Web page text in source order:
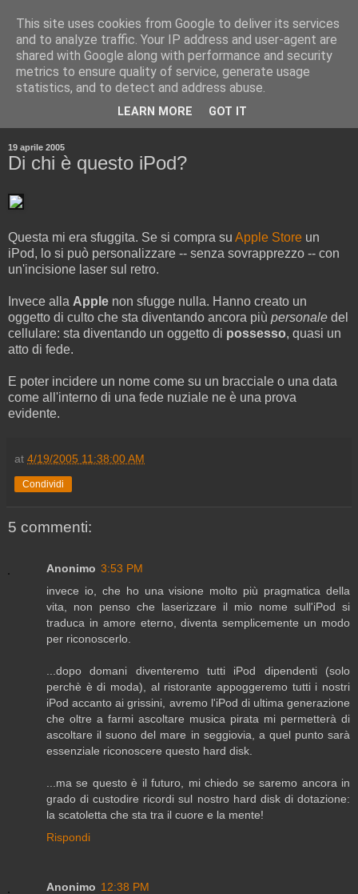
19 aprile 2005
Di chi è questo iPod?
Questa mi era sfuggita. Se si compra su Apple Store un
iPod, lo si può personalizzare -- senza sovrapprezzo -- con
un'incisione laser sul retro.
Invece alla Apple non sfugge nulla. Hanno creato un
oggetto di culto che sta diventando ancora più personale del
cellulare: sta diventando un oggetto di possesso, quasi un
atto di fede.
E poter incidere un nome come su un bracciale o una data
come all'interno di una fede nuziale ne è una prova
evidente.
at 4/19/2005 11:38:00 AM
Condividi
5 commenti:
Anonimo 3:53 PM
invece io, che ho una visione molto più pragmatica della
vita, non penso che laserizzare il mio nome sull'iPod si
traduca in amore eterno, diventa semplicemente un modo
per riconoscerlo.
...dopo domani diventeremo tutti iPod dipendenti (solo
perchè è di moda), al ristorante appoggeremo tutti i nostri
iPod accanto ai grissini, avremo l'iPod di ultima generazione
che oltre a farmi ascoltare musica pirata mi permetterà di
ascoltare il suono del mare in seggiovia, a quel punto sarà
essenziale riconoscere questo hard disk.
...ma se questo è il futuro, mi chiedo se saremo ancora in
grado di custodire ricordi sul nostro hard disk di dotazione:
la scatoletta che sta tra il cuore e la mente!
Rispondi
Anonimo 12:38 PM
This site uses cookies from Google to deliver its services
and to analyze traffic. Your IP address and user-agent are
shared with Google along with performance and security
metrics to ensure quality of service, generate usage
statistics, and to detect and address abuse.
LEARN MORE GOT IT